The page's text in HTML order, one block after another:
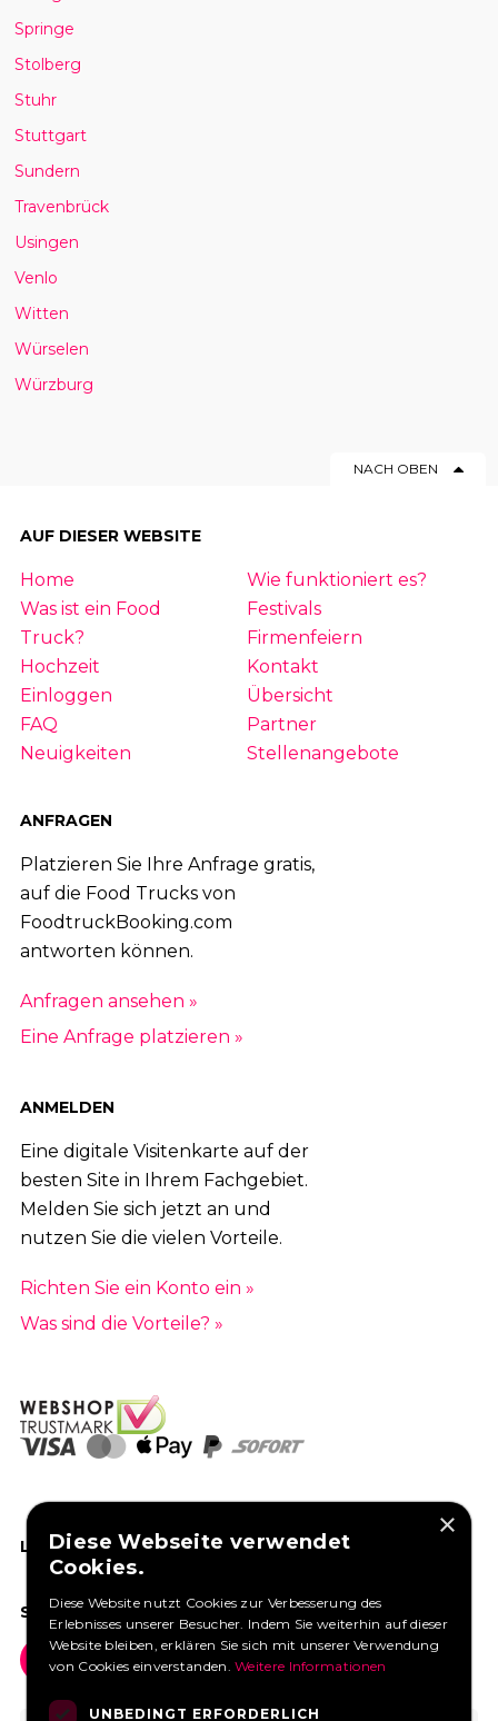
Springe
Stolberg
Stuhr
Stuttgart
Sundern
Travenbrück
Usingen
Venlo
Witten
Würselen
Würzburg
NACH OBEN
AUF DIESER WEBSITE
Home
Wie funktioniert es?
Was ist ein Food
Truck?
Festivals
Firmenfeiern
Hochzeit
Kontakt
Einloggen
Übersicht
FAQ
Partner
Neuigkeiten
Stellenangebote
ANFRAGEN
Platzieren Sie Ihre Anfrage gratis,
auf die Food Trucks von
FoodtruckBooking.com
antworten können.
Anfragen ansehen »
Eine Anfrage platzieren »
ANMELDEN
Eine digitale Visitenkarte auf der
besten Site in Ihrem Fachgebiet.
Melden Sie sich jetzt an und
nutzen Sie die vielen Vorteile.
Richten Sie ein Konto ein »
Was sind die Vorteile? »
LIKEN SIE UNS AUF FACEBOOK
SOCIAL MEDIA
×
Diese Webseite verwendet
Cookies.
Diese Website nutzt Cookies zur Verbesserung des
Erlebnisses unserer Besucher. Indem Sie weiterhin auf dieser
Website bleiben, erklären Sie sich mit unserer Verwendung
von Cookies einverstanden.Weitere Informationen
UNBEDINGT ERFORDERLICH